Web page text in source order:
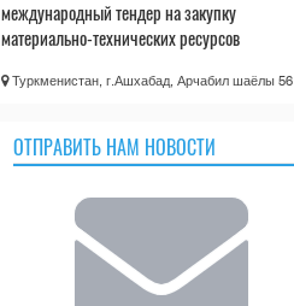
международный тендер на закупку
материально-технических ресурсов
Туркменистан, г.Ашхабад, Арчабил шаёлы 56
ОТПРАВИТЬ НАМ НОВОСТИ